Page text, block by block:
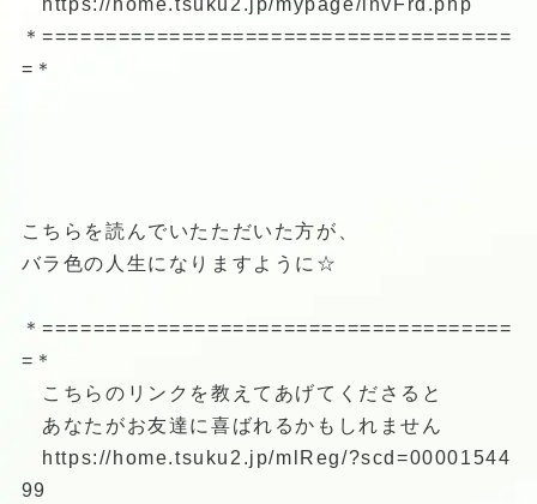
https://home.tsuku2.jp/mypage/invFrd.php
＊=====================================
=＊
こちらを読んでいたただいた方が、
バラ色の人生になりますように☆
＊=====================================
=＊
こちらのリンクを教えてあげてくださると
あなたがお友達に喜ばれるかもしれません
https://home.tsuku2.jp/mlReg/?scd=00001544
99